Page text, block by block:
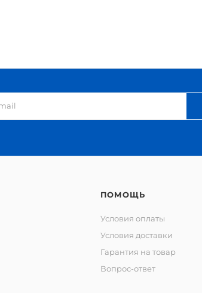
ПОМОЩЬ
Условия оплаты
Условия доставки
Гарантия на товар
Вопрос-ответ